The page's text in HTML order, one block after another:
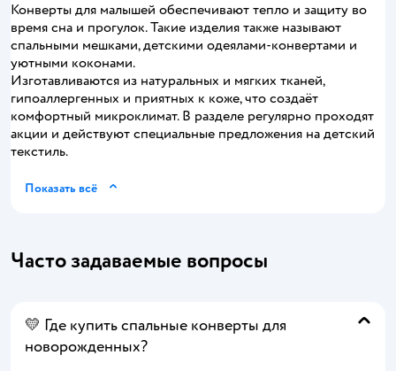
Конверты для малышей обеспечивают тепло и защиту во
время сна и прогулок. Такие изделия также называют
спальными мешками, детскими одеялами-конвертами и
уютными коконами.
Изготавливаются из натуральных и мягких тканей,
гипоаллергенных и приятных к коже, что создаёт
комфортный микроклимат. В разделе регулярно проходят
акции и действуют специальные предложения на детский
текстиль.
Показать всё
Часто задаваемые вопросы
💛 Где купить спальные конверты для
новорожденных?